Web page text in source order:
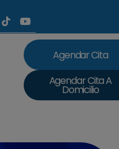
Agendar Cita
Agendar Cita A
Domicilio